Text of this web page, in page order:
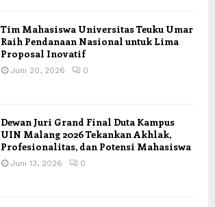
Tim Mahasiswa Universitas Teuku Umar
Raih Pendanaan Nasional untuk Lima
Proposal Inovatif
Juni 20, 2026 0
Dewan Juri Grand Final Duta Kampus
UIN Malang 2026 Tekankan Akhlak,
Profesionalitas, dan Potensi Mahasiswa
Juni 13, 2026 0